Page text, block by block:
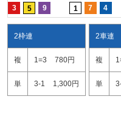
3 5 9 1 7 4
2枠連
複 1=3 780円
単 3-1 1,300円
2車連
複
単